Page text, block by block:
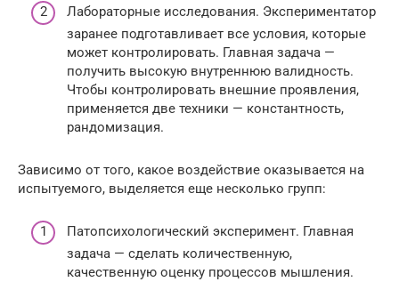
Лабораторные исследования. Экспериментатор
заранее подготавливает все условия, которые
может контролировать. Главная задача —
получить высокую внутреннюю валидность.
Чтобы контролировать внешние проявления,
применяется две техники — константность,
рандомизация.
Зависимо от того, какое воздействие оказывается на
испытуемого, выделяется еще несколько групп:
Патопсихологический эксперимент. Главная
задача — сделать количественную,
качественную оценку процессов мышления.